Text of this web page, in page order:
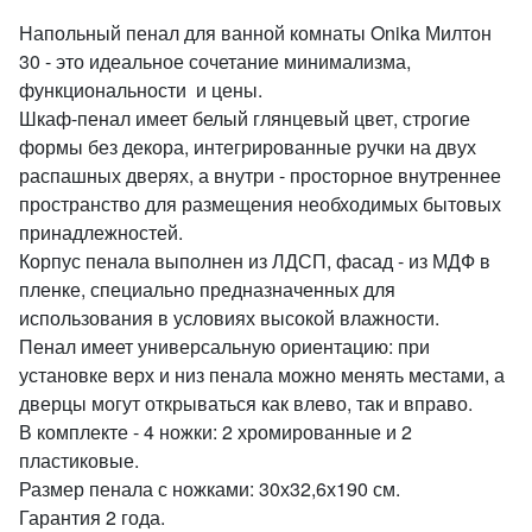
Напольный пенал для ванной комнаты Onika Милтон
30 - это идеальное сочетание минимализма,
функциональности и цены.
Шкаф-пенал имеет белый глянцевый цвет, строгие
формы без декора, интегрированные ручки на двух
распашных дверях, а внутри - просторное внутреннее
пространство для размещения необходимых бытовых
принадлежностей.
Корпус пенала выполнен из ЛДСП, фасад - из МДФ в
пленке, специально предназначенных для
использования в условиях высокой влажности.
Пенал имеет универсальную ориентацию: при
установке верх и низ пенала можно менять местами, а
дверцы могут открываться как влево, так и вправо.
В комплекте - 4 ножки: 2 хромированные и 2
пластиковые.
Размер пенала с ножками: 30х32,6х190 см.
Гарантия 2 года.